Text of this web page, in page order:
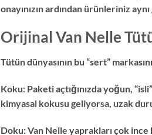
onayınızın ardından ürünleriniz
Orijinal Van Nelle
Tütün dünyasının bu “sert”
Koku: Paketi açtığınızda yoğun,
kimyasal kokusu geliyorsa, uzak
Doku: Van Nelle yaprakları çok ince